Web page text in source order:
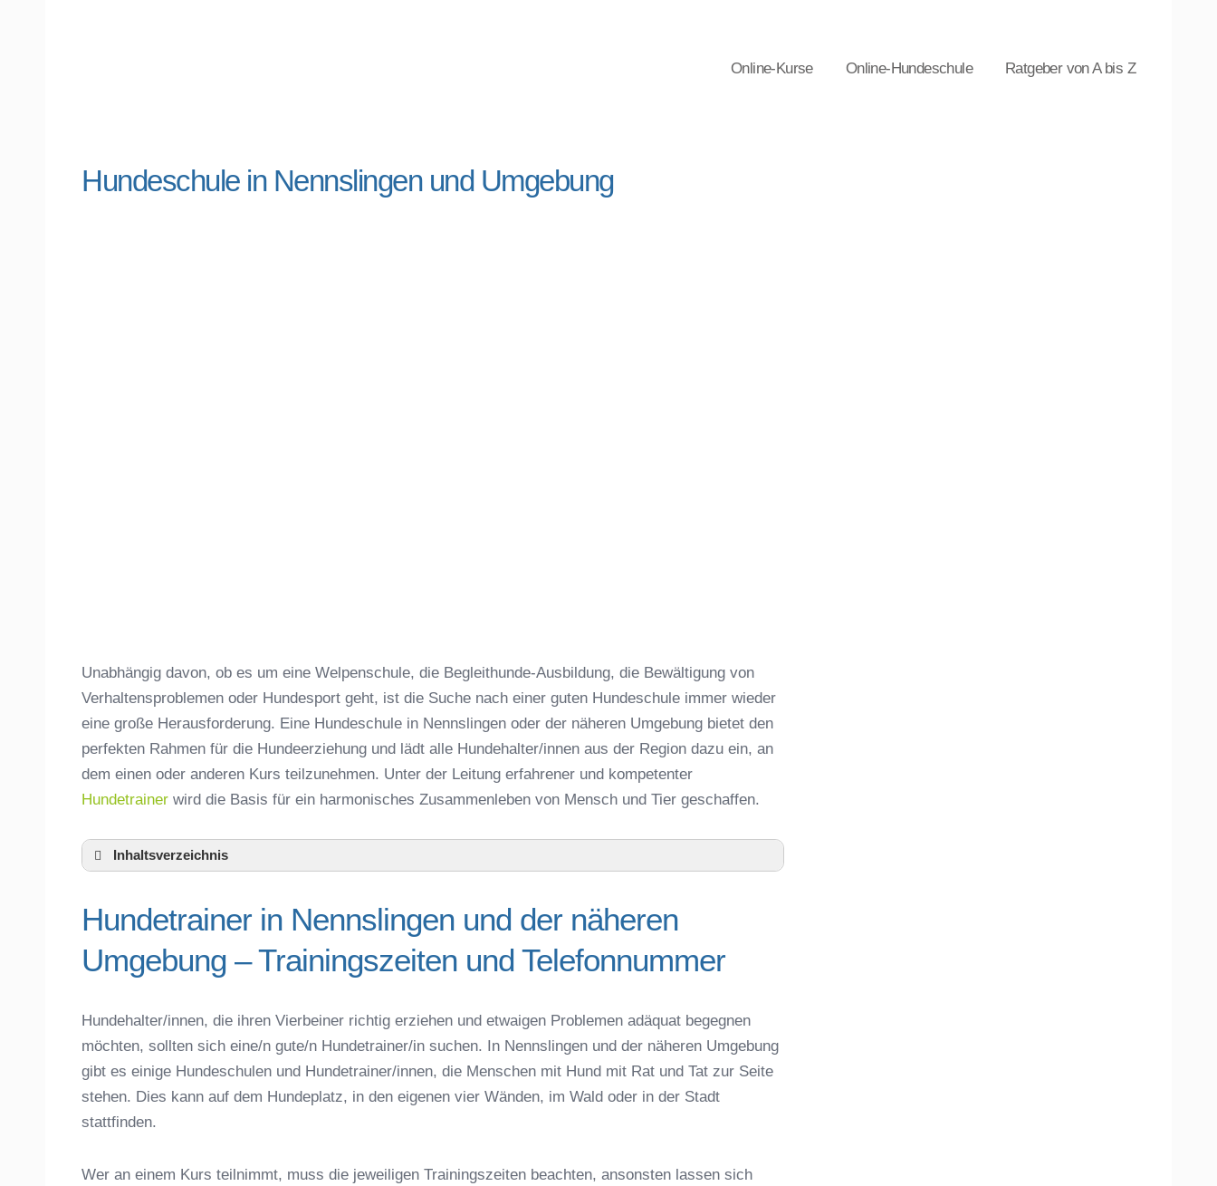
Online-Kurse Online-Hundeschule Ratgeber von A bis Z
Hundeschule in Nennslingen und Umgebung
Unabhängig davon, ob es um eine Welpenschule, die Begleithunde-Ausbildung, die Bewältigung von
Verhaltensproblemen oder Hundesport geht, ist die Suche nach einer guten Hundeschule immer wieder
eine große Herausforderung. Eine Hundeschule in Nennslingen oder der näheren Umgebung bietet den
perfekten Rahmen für die Hundeerziehung und lädt alle Hundehalter/innen aus der Region dazu ein, an
dem einen oder anderen Kurs teilzunehmen. Unter der Leitung erfahrener und kompetenter
Hundetrainer wird die Basis für ein harmonisches Zusammenleben von Mensch und Tier geschaffen.
Inhaltsverzeichnis
Hundetrainer in Nennslingen und der näheren Umgebung – Trainingszeiten und Telefonnummer
Das macht einen guten Hundetrainer aus
Hundeführerschein für die Region Weißenburg-Gunzenhausen – Online-Test
Hundezubehör für das Training und Hundespielzeug zur Beschäftigung
Preisvergleich der Hundeschulen in Nennslingen
Hundeschulen vs. Hundesportvereine in Nennslingen
So findet man den richtigen Hundetrainer in Nennslingen
Darum lohnt sich der Besuch einer Hundeschule
Hundetrainer in Nennslingen und der näheren
Umgebung – Trainingszeiten und Telefonnummer
Hundehalter/innen, die ihren Vierbeiner richtig erziehen und etwaigen Problemen adäquat begegnen
möchten, sollten sich eine/n gute/n Hundetrainer/in suchen. In Nennslingen und der näheren Umgebung
gibt es einige Hundeschulen und Hundetrainer/innen, die Menschen mit Hund mit Rat und Tat zur Seite
stehen. Dies kann auf dem Hundeplatz, in den eigenen vier Wänden, im Wald oder in der Stadt
stattfinden.
Wer an einem Kurs teilnimmt, muss die jeweiligen Trainingszeiten beachten, ansonsten lassen sich